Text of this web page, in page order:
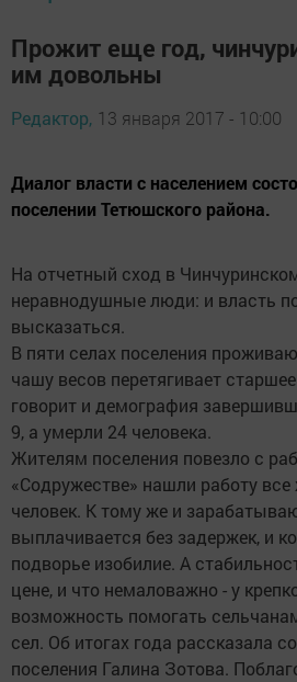
Прожит еще год,
им довольны
Редактор, 13 января 2017 - 10:00
Диалог власти с населением
поселении Тетюшского района.
На отчетный сход в
неравнодушные люди: и власть
высказаться.
В пяти селах поселения
чашу весов перетягивает
говорит и демография
9, а умерли 24 человека.
Жителям поселения повезло с
«Содружестве» нашли работу
человек. К тому же и
выплачивается без задержек, и
подворье изобилие. А
цене, и что немаловажно - у
возможность помогать
сел. Об итогах года рассказала
поселения Галина Зотова.